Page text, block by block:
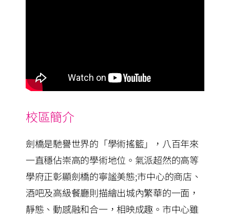
校區簡介
劍橋是馳譽世界的「學術搖籃」，八百年來
一直穩佔崇高的學術地位。氣派超然的高等
學府正彰顯劍橋的寧謐美態;市中心的商店、
酒吧及高級餐廳則描繪出城內繁華的一面，
靜態、動感融和合一，相映成趣。市中心雖